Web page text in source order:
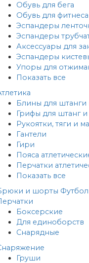
Обувь для бега
Обувь для фитнеса
Эспандеры
Эспандеры
Аксессуары для
Эспандеры
Упоры для
Показать все
Блины для штанги
Грифы для штанг и
Рукоятки, тяги и
Гантели
Гири
Пояса
Перчатки
Показать все
и шорты
Боксерские
Для единоборств
Снарядные
Груши